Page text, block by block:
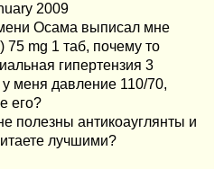
2009
Осама выписал мне
mg 1 таб, почему то
гипертензия 3
меня давление 110/70,
его?
полезны антикоауглянты и
лучшими?